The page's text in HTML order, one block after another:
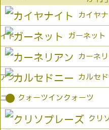
カイヤナ
イト ガーネット
カーネリ
アン カルセド
ニー
● クォーツインクォーツ
クリ